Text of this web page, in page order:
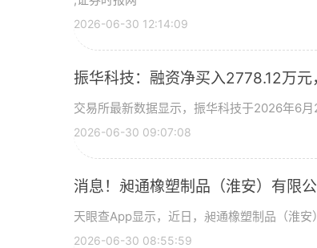
2026-06-30 12:14:09
振华科技：融资净买入2778.12万
交易所最新数据显示，振华科技于2026年6
2026-06-30 09:07:08
消息！昶通橡塑制品（淮安）有限
天眼查App显示，近日，昶通橡塑制品（淮
2026-06-30 08:55:59